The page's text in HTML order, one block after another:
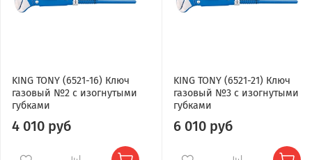
KING TONY (6521-16) Ключ
газовый №2 с изогнутыми
губками
4 010 руб
KING TONY (6521-21) Ключ
газовый №3 с изогнутыми
губками
6 010 руб